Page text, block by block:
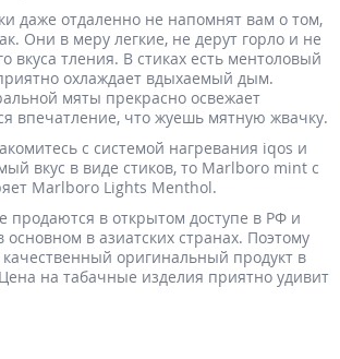
даже отдаленно не напомнят вам о том,
Они в меру легкие, не дерут горло и не
вкуса тления. В стиках есть ментоловый
охлаждает вдыхаемый дым.
мяты прекрасно освежает
впечатление, что жуешь мятную жвачку.
с системой нагревания iqos и
вкус в виде стиков, то Marlboro mint с
Marlboro Lights Menthol.
продаются в открытом доступе в РФ и
в азиатских странах. Поэтому
оригинальный продукт в
на табачные изделия приятно удивит